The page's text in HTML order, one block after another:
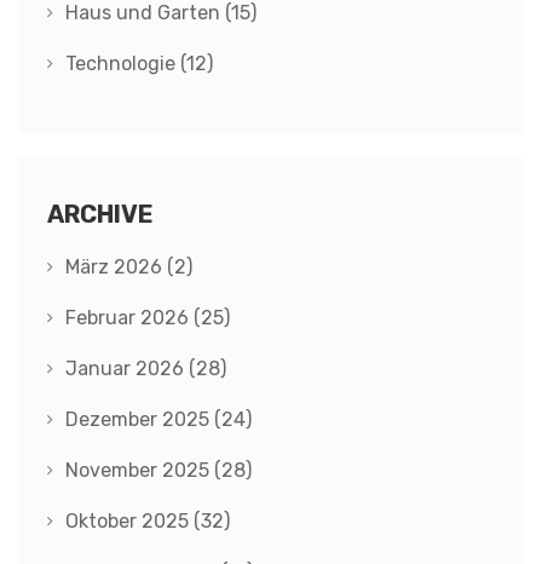
Haus und Garten (15)
Technologie (12)
ARCHIVE
März 2026 (2)
Februar 2026 (25)
Januar 2026 (28)
Dezember 2025 (24)
November 2025 (28)
Oktober 2025 (32)